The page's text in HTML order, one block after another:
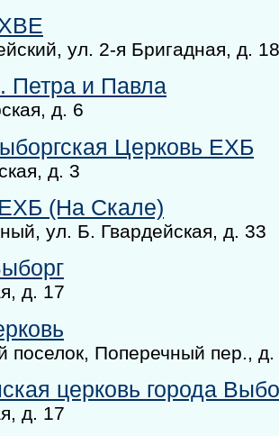
ул. 2-я Бригадная, д. 18
и Павла
д. 6
Церковь ЕХБ
д. 3
(На Скале)
ул. Б. Гвардейская, д. 33
д. 17
поселок, Поперечный пер., д.
церковь города
д. 17